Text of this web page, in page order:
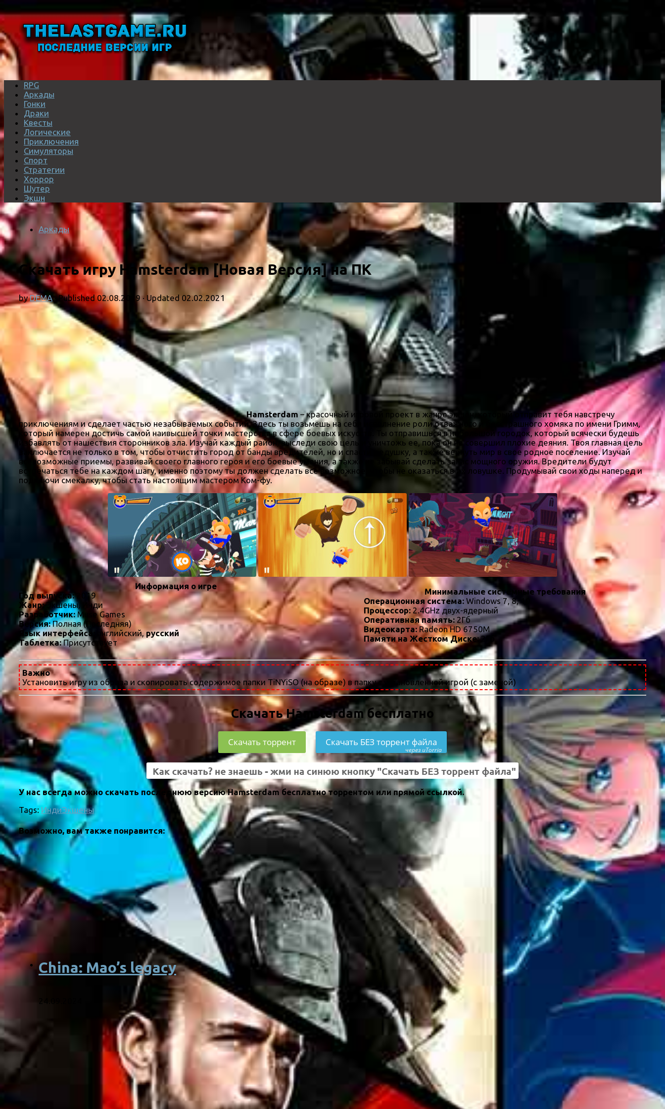
RPG
Аркады
Гонки
Драки
Квесты
Логические
Приключения
Симуляторы
Спорт
Стратегии
Хоррор
Шутер
Экшн
Аркады
Скачать игру Hamsterdam [Новая Версия] на ПК
byDEMA · Published02.08.2019 · Updated 02.02.2021
Hamsterdam – красочный игровой проект в жанре экшен, который отправит тебя навстречу
приключениям и сделает частью незабываемых событий. Здесь ты возьмёшь на себя исполнение роли отважного и бесстрашного хомяка по имени Гримм,
который намерен достичь самой наивысшей точки мастерства в сфере боевых искусств. Ты отправишься в небольшой городок, который всячески будешь
избавлять от нашествия сторонников зла. Изучай каждый район, выследи свою цель и уничтожь ее, пока он не совершил плохие деяния. Твоя главная цель
заключается не только в том, чтобы отчистить город от банды вредителей, но и спасти дедушку, а также вернуть мир в свое родное поселение. Изучай
всевозможные приемы, развивай своего главного героя и его боевые умения, а также не забывай сделать запас мощного оружия. Вредители будут
встречаться тебе на каждом шагу, именно поэтому ты должен сделать все возможное, чтобы не оказаться в их ловушке. Продумывай свои ходы наперед и
подключи смекалку, чтобы стать настоящим мастером Ком-фу.
Информация о игре
Год выпуска:2019
Жанр:Экшены, Инди
Разработчик: Muse Games
Версия:Полная (Последняя)
Язык интерфейса:
английский,русский
Таблетка:Присутствует
Минимальные системные требования
Операционная система: Windows 7, 8, 10
Процессор: 2.4GHz двух-ядерный
Оперативная память: 2Гб
Видеокарта: Radeon HD 6750M
Памяти на Жестком Диске:2Гб
Важно
Установить игру из образа и скопировать содержимое папки TiNYiSO (на образе) в папку с установленной игрой (с заменой)
Скачать Hamsterdam бесплатно
Скачать торрент Скачать БЕЗ торрент файла
через uTorria
У нас всегда можно скачать последнюю версию Hamsterdam бесплатно торрентом или прямой ссылкой.
Tags: ИндиЭкшены
Возможно, вам также понравится:
China: Mao’s legacy